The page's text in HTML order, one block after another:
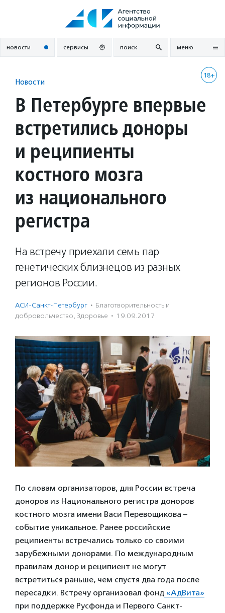
новости сервисы поиск меню
18+
Новости
В Петербурге впервые
встретились доноры
и реципиенты
костного мозга
из национального
регистра
На встречу приехали семь пар
генетических близнецов из разных
регионов России.
АСИ-Санкт-Петербург · Благотвори­тель­ность и
доброволь­чест­во, Здоровье · 19.09.2017
По словам организаторов, для России встреча
доноров из Национального регистра доноров
костного мозга имени Васи Перевощикова –
событие уникальное. Ранее российские
реципиенты встречались только со своими
зарубежными донорами. По международным
правилам донор и реципиент не могут
встретиться раньше, чем спустя два года после
пересадки. Встречу организовал фонд «АдВита»
при поддержке Русфонда и Первого Санкт-